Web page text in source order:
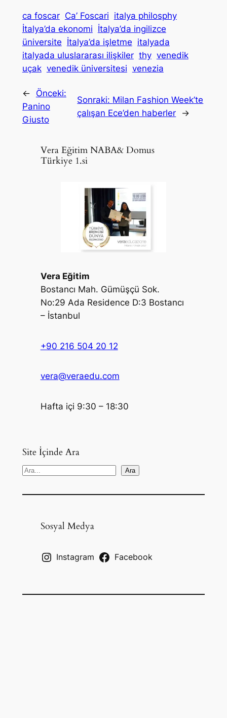
ca foscar Ca’ Foscari italya philosphy
İtalya’da ekonomi İtalya’da ingilizce
üniversite İtalya’da işletme italyada
italyada uluslararası ilişkiler thy venedik
uçak venedik üniversitesi venezia
←
Önceki:
Panino
Giusto
Sonraki: Milan Fashion Week’te
çalışan Ece’den haberler
→
Vera Eğitim NABA& Domus
Türkiye 1.si
Vera Eğitim
Bostancı Mah. Gümüşçü Sok.
No:29 Ada Residence D:3 Bostancı
– İstanbul
+90 216 504 20 12
vera@veraedu.com
Hafta içi 9:30 – 18:30
Site İçinde Ara
S
a
Ara
Sosyal Medya
Instagram Facebook